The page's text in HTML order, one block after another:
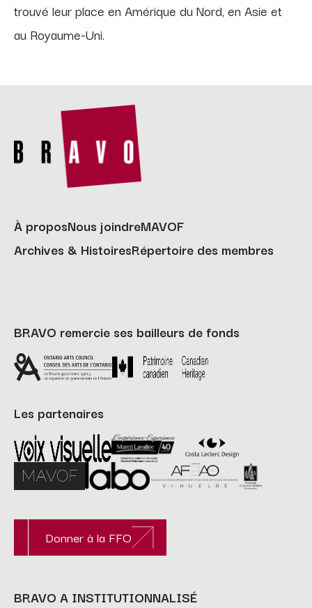
trouvé leur place en Amérique du Nord, en Asie et
au Royaume-Uni.
À proposNous joindreMAVOF
Archives & HistoiresRépertoire des membres
BRAVO remercie ses bailleurs de fonds
Les partenaires
Donner à la FFO
BRAVO A INSTITUTIONNALISÉ